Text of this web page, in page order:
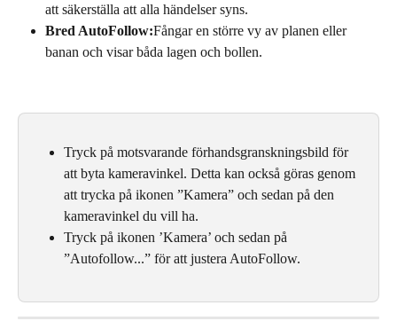
att säkerställa att alla händelser syns.
Bred AutoFollow:Fångar en större vy av planen eller
banan och visar båda lagen och bollen.
Tryck på motsvarande förhandsgranskningsbild för
att byta kameravinkel. Detta kan också göras genom
att trycka på ikonen ”Kamera” och sedan på den
kameravinkel du vill ha.
Tryck på ikonen ’Kamera’ och sedan på
”Autofollow...” för att justera AutoFollow.